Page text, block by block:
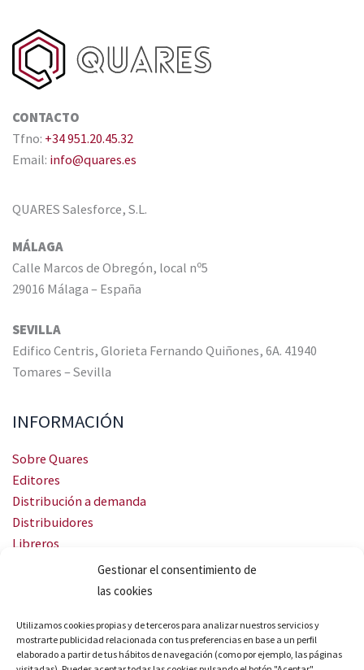
Gestionar el consentimiento de
las cookies
Utilizamos cookies propias y de terceros para analizar nuestros servicios y
mostrarte publicidad relacionada con tus preferencias en base a un perfil
elaborado a partir de tus hábitos de navegación (como por ejemplo, las páginas
CONTACTO
Tfno: +34 951.20.45.32
Email: info@quares.es
QUARES Salesforce, S.L.
MÁLAGA
Calle Marcos de Obregón, local nº5
29016 Málaga – España
SEVILLA
Edifico Centris, Glorieta Fernando Quiñones, 6A. 41940
Tomares – Sevilla
INFORMACIÓN
Sobre Quares
Editores
Distribución a demanda
Distribuidores
Libreros
Servicio Landingweb
Crea tu audiobook